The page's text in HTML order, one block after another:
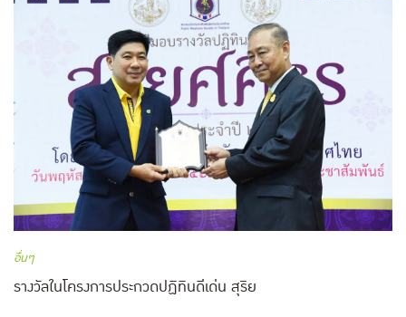
อื่นๆ
รางวัลในโครงการประกวดปฏิทินดีเด่น สุริย